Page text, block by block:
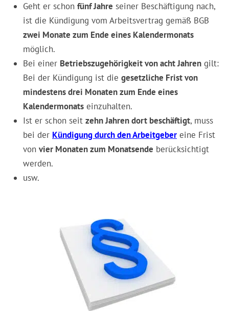
Geht er schon fünf Jahre seiner Beschäftigung nach,
ist die Kündigung vom Arbeitsvertrag gemäß BGB
zwei Monate zum Ende eines Kalendermonats
möglich.
Bei einer Betriebszugehörigkeit von acht Jahren gilt:
Bei der Kündigung ist die gesetzliche Frist von
mindestens drei Monaten zum Ende eines
Kalendermonats einzuhalten.
Ist er schon seit zehn Jahren dort beschäftigt, muss
bei der Kündigung durch den Arbeitgeber eine Frist
von vier Monaten zum Monatsende berücksichtigt
werden.
usw.